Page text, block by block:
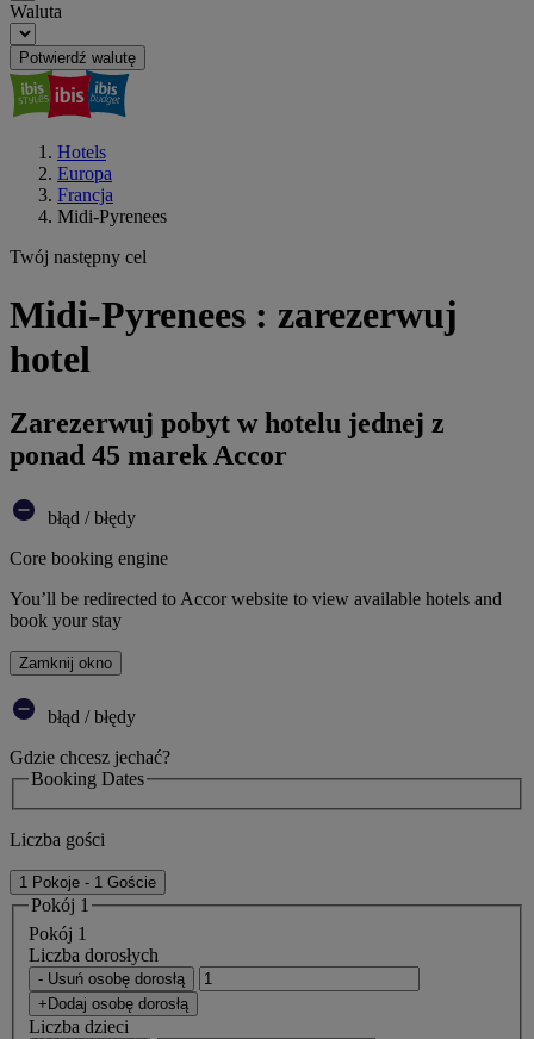
Waluta
Potwierdź walutę
Hotels
Europa
Francja
Midi-Pyrenees
Twój następny cel
Midi-Pyrenees : zarezerwuj
hotel
Zarezerwuj pobyt w hotelu jednej z
ponad 45 marek Accor
błąd / błędy
Core booking engine
You’ll be redirected to Accor website to view available hotels and
book your stay
Zamknij okno
błąd / błędy
Gdzie chcesz jechać?
Booking Dates
Liczba gości
1 Pokoje - 1 Goście
Pokój 1
Pokój 1
Liczba dorosłych
- Usuń osobę dorosłą
+Dodaj osobę dorosłą
Liczba dzieci